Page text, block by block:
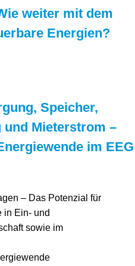
weiter mit dem
Energien?
Speicher,
Mieterstrom –
im EEG
– Das Potenzial für
in Ein- und
sowie im